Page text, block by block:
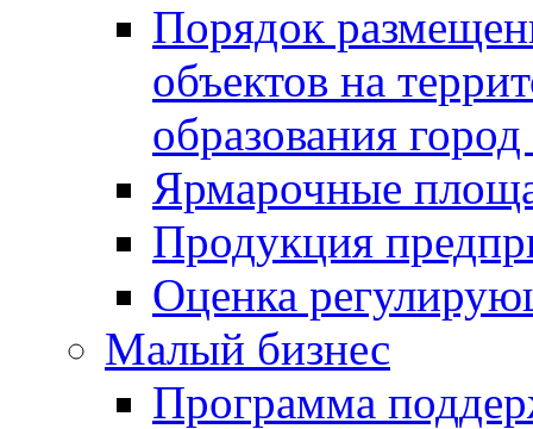
Порядок
объектов на
образования
Ярмарочные
Продукция
Оценка
Малый бизнес
Программа